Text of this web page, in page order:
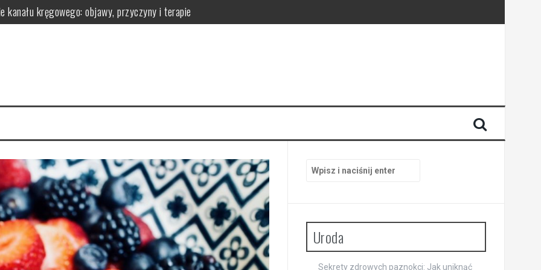
kanału kręgowego: objawy, przyczyny i terapie
pielęgnacyjne
działanie na skórę
regeneracji organizmu
i przechowywanie do wygodnej aranżacji
Uroda
Sekrety zdrowych paznokci: Jak uniknąć